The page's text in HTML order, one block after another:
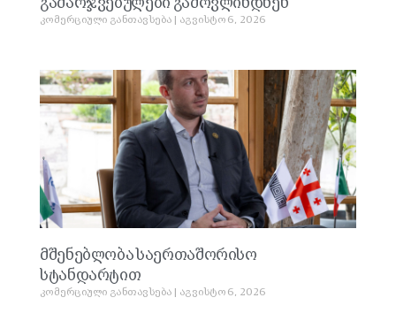
გამარჯვებულები გამოვლინდნენ
კომერციული განთავსება აგვისტო 6, 2026
მშენებლობა საერთაშორისო
სტანდარტით
კომერციული განთავსება აგვისტო 6, 2026